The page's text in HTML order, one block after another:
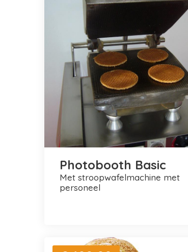
Photobooth Basic
met stroopwafelmachine met
personeel